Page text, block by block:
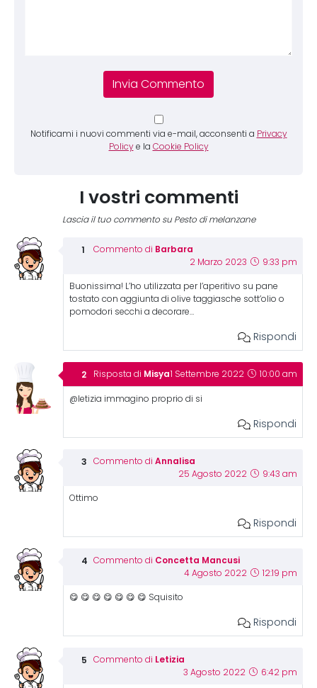
Notificami i nuovi commenti via e-mail, acconsenti a Privacy
Policy e la Cookie Policy
I vostri commenti
Lascia il tuo commento su Pesto di melanzane
Commento di Barbara
2 Marzo 2023 9:33 pm
Buonissima! L’ho utilizzata per l’aperitivo su pane
tostato con aggiunta di olive taggiasche sott’olio o
pomodori secchi a decorare…
Rispondi
Risposta di Misya1 Settembre 2022 10:00 am
@letizia immagino proprio di si
Rispondi
Commento di Annalisa
25 Agosto 2022 9:43 am
Ottimo
Rispondi
Commento di Concetta Mancusi
4 Agosto 2022 12:19 pm
😋 😋 😋 😋 😋 😋 😋 Squisito
Rispondi
Commento di Letizia
3 Agosto 2022 6:42 pm